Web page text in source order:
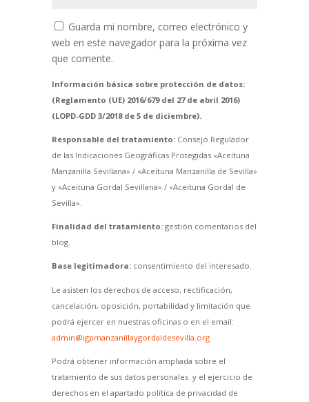
Guarda mi nombre, correo electrónico y
web en este navegador para la próxima vez
que comente.
Información básica sobre protección de datos:
(Reglamento (UE) 2016/679 del 27 de abril 2016)
(LOPD-GDD 3/2018 de 5 de diciembre).
Responsable del tratamiento:Consejo Regulador
de las Indicaciones Geográficas Protegidas «Aceituna
Manzanilla Sevillana» / «Aceituna Manzanilla de Sevilla»
y «Aceituna Gordal Sevillana» / «Aceituna Gordal de
Sevilla».
Finalidad del tratamiento:gestión comentarios del
blog.
Base legitimadora:consentimiento del interesado.
Le asisten los derechos de acceso, rectificación,
cancelación, oposición, portabilidad y limitación que
podrá ejercer en nuestras oficinas o en el email:
admin@igpmanzanillaygordaldesevilla.org
Podrá obtener información ampliada sobre el
tratamiento de sus datos personales y el ejercicio de
derechos en el apartado política de privacidad de